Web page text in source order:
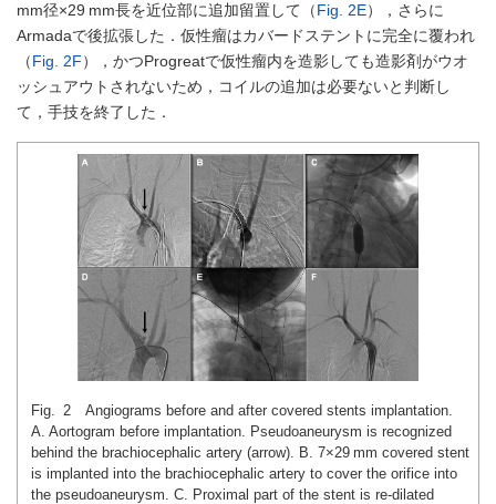
mm径×29 mm長を近位部に追加留置して（Fig. 2E），さらに
Armadaで後拡張した．仮性瘤はカバードステントに完全に覆われ
（Fig. 2F），かつProgreatで仮性瘤内を造影しても造影剤がウオ
ッシュアウトされないため，コイルの追加は必要ないと判断し
て，手技を終了した．
Fig. 2 Angiograms before and after covered stents implantation.
A. Aortogram before implantation. Pseudoaneurysm is recognized
behind the brachiocephalic artery (arrow). B. 7×29 mm covered stent
is implanted into the brachiocephalic artery to cover the orifice into
the pseudoaneurysm. C. Proximal part of the stent is re-dilated